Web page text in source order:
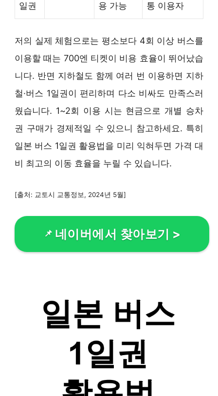
일권
용 가능
통 이용자
저의 실제 체험으로는 평소보다 4회 이상 버스를
이용할 때는 700엔 티켓이 비용 효율이 뛰어났습
니다. 반면 지하철도 함께 여러 번 이용하면 지하
철·버스 1일권이 편리하며 다소 비싸도 만족스러
웠습니다. 1~2회 이용 시는 현금으로 개별 승차
권 구매가 경제적일 수 있으니 참고하세요. 특히
일본 버스 1일권 활용법을 미리 익혀두면 가격 대
비 최고의 이동 효율을 누릴 수 있습니다.
[출처: 교토시 교통정보, 2024년 5월]
네이버에서 찾아보기 >